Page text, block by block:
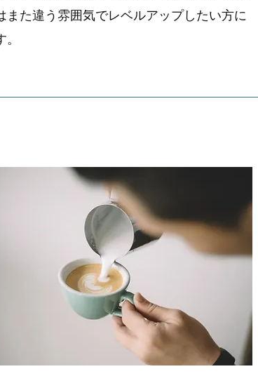
また違う雰囲気でレベルアップしたい方に